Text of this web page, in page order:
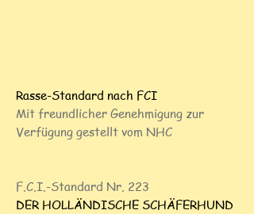
Rasse-Standard nach FCI
Mit freundlicher Genehmigung zur
Verfügung gestellt vom NHC
F.C.I.-Standard Nr. 223
DER HOLLÄNDISCHE SCHÄFERHUND